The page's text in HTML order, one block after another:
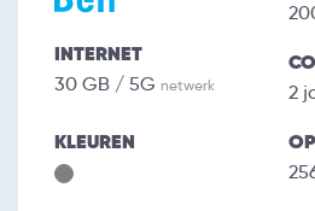
INTERNET
30 GB / 5G netwerk 2
KLEUREN